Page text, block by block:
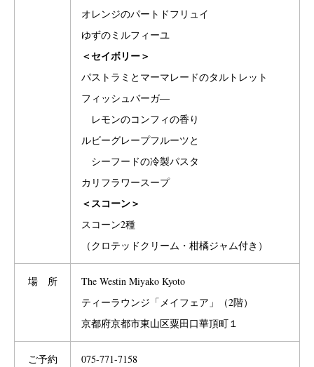
オレンジのパートドフリュイ
ゆずのミルフィーユ
＜セイボリー＞
パストラミとマーマレードのタルトレット
フィッシュバーガ―
レモンのコンフィの香り
ルビーグレープフルーツと
シーフードの冷製パスタ
カリフラワースープ
＜スコーン＞
スコーン2種
（クロテッドクリーム・柑橘ジャム付き）
場 所
The Westin Miyako Kyoto
ティーラウンジ「メイフェア」（2階）
京都府京都市東山区粟田口華頂町１
ご予約
075-771-7158